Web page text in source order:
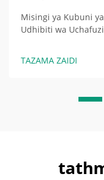
Misingi ya Kubuni
Udhibiti wa
PCR, mahitaji ya
TAZAMA ZAIDI